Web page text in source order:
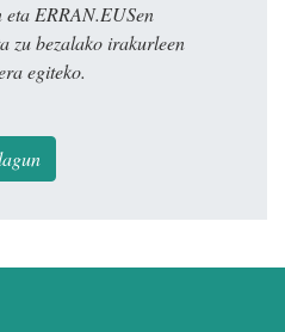
ERRAN.EUSen
zu bezalako irakurleen
egiteko.